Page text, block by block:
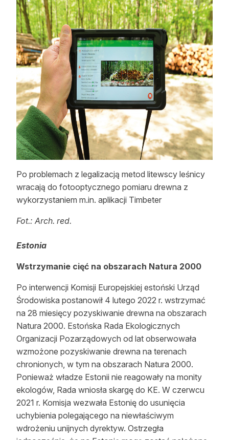
Po problemach z legalizacją metod litewscy leśnicy
wracają do fotooptycznego pomiaru drewna z
wykorzystaniem m.in. aplikacji Timbeter
Fot.: Arch. red.
Estonia
Wstrzymanie cięć na obszarach Natura 2000
Po interwencji Komisji Europejskiej estoński Urząd
Środowiska postanowił 4 lutego 2022 r. wstrzymać
na 28 miesięcy pozyskiwanie drewna na obszarach
Natura 2000. Estońska Rada Ekologicznych
Organizacji Pozarządowych od lat obserwowała
wzmożone pozyskiwanie drewna na terenach
chronionych, w tym na obszarach Natura 2000.
Ponieważ władze Estonii nie reagowały na monity
ekologów, Rada wniosła skargę do KE. W czerwcu
2021 r. Komisja wezwała Estonię do usunięcia
uchybienia polegającego na niewłaściwym
wdrożeniu unijnych dyrektyw. Ostrzegła